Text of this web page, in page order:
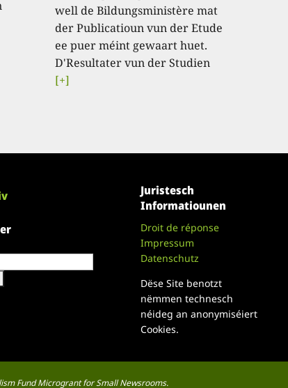
well de Bildungsministère mat
der Publicatioun vun der Etude
ee puer méint gewaart huet.
D'Resultater vun der Studien
[+]
Juristesch
Informatiounen
Droit de réponse
Impressum
Datenschutz
Dëse Site benotzt
nëmmen technesch
néideg an anonymiséiert
Cookies.
Fund Microgrant for Small Newsrooms.